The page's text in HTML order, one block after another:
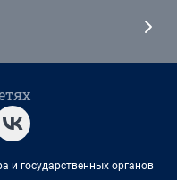
и государственных органов